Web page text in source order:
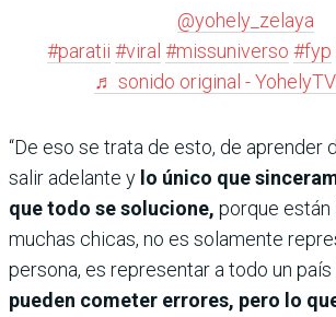
@yohely_zelaya
#paratii #viral #missuniverso #fyp
♬ sonido original -
“De eso se trata de esto, de aprender
salir adelante y lo único que
que todo se solucione, porque están
muchas chicas, no es solamente
persona, es representar a todo un país
pueden cometer errores, pero lo